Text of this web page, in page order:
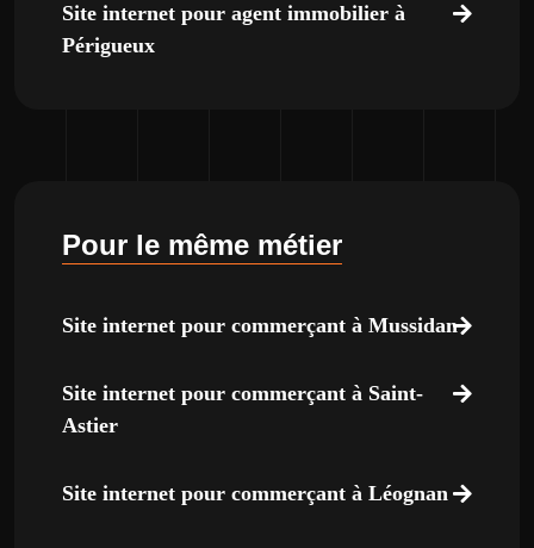
Site internet pour agent immobilier à
Périgueux
Pour le même métier
Site internet pour commerçant à Mussidan
Site internet pour commerçant à Saint-
Astier
Site internet pour commerçant à Léognan